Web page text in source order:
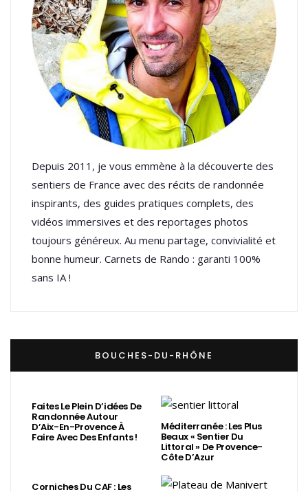
Depuis 2011, je vous emmène à la découverte des
sentiers de France avec des récits de randonnée
inspirants, des guides pratiques complets, des
vidéos immersives et des reportages photos
toujours généreux. Au menu partage, convivialité et
bonne humeur. Carnets de Rando : garanti 100%
sans IA !
BOUCHES-DU-RHÔNE
Faites Le Plein D’idées De
Randonnée Autour
D’Aix-En-Provence À
Faire Avec Des Enfants !
Méditerranée : Les Plus
Beaux « Sentier Du
Littoral » De Provence-
Côte D’Azur
Corniches Du CAF : Les